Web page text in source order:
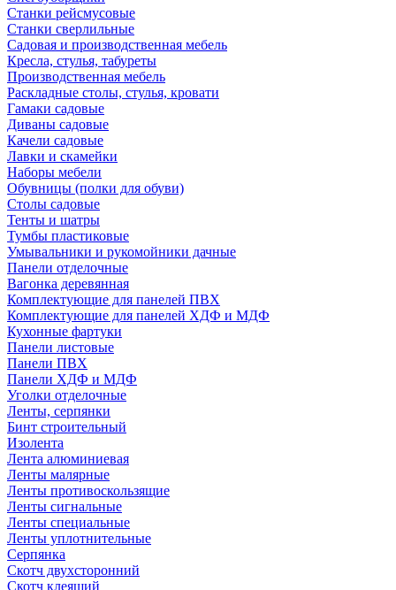
Станки рейсмусовые
Станки сверлильные
Садовая и производственная мебель
Кресла, стулья, табуреты
Производственная мебель
Раскладные столы, стулья, кровати
Гамаки садовые
Диваны садовые
Качели садовые
Лавки и скамейки
Наборы мебели
Обувницы (полки для обуви)
Столы садовые
Тенты и шатры
Тумбы пластиковые
Умывальники и рукомойники дачные
Панели отделочные
Вагонка деревянная
Комплектующие для панелей ПВХ
Комплектующие для панелей ХДФ и МДФ
Кухонные фартуки
Панели листовые
Панели ПВХ
Панели ХДФ и МДФ
Уголки отделочные
Ленты, серпянки
Бинт строительный
Изолента
Лента алюминиевая
Ленты малярные
Ленты противоскользящие
Ленты сигнальные
Ленты специальные
Ленты уплотнительные
Серпянка
Скотч двухсторонний
Скотч клеящий